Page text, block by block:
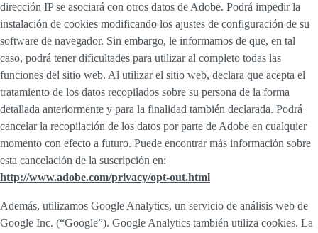
dirección IP se asociará con otros datos de Adobe. Podrá impedir la
instalación de cookies modificando los ajustes de configuración de su
software de navegador. Sin embargo, le informamos de que, en tal
caso, podrá tener dificultades para utilizar al completo todas las
funciones del sitio web. Al utilizar el sitio web, declara que acepta el
tratamiento de los datos recopilados sobre su persona de la forma
detallada anteriormente y para la finalidad también declarada. Podrá
cancelar la recopilación de los datos por parte de Adobe en cualquier
momento con efecto a futuro. Puede encontrar más información sobre
esta cancelación de la suscripción en:
http://www.adobe.com/privacy/opt-out.html
Además, utilizamos Google Analytics, un servicio de análisis web de
Google Inc. (“Google”). Google Analytics también utiliza cookies. La